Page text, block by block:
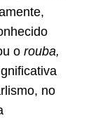
o rouba,
no